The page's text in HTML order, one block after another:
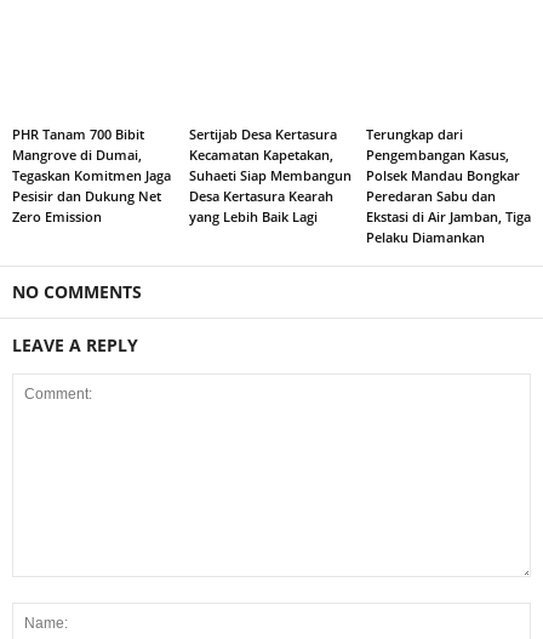
PHR Tanam 700 Bibit
Mangrove di Dumai,
Tegaskan Komitmen Jaga
Pesisir dan Dukung Net
Zero Emission
Sertijab Desa Kertasura
Kecamatan Kapetakan,
Suhaeti Siap Membangun
Desa Kertasura Kearah
yang Lebih Baik Lagi
Terungkap dari
Pengembangan Kasus,
Polsek Mandau Bongkar
Peredaran Sabu dan
Ekstasi di Air Jamban, Tiga
Pelaku Diamankan
NO COMMENTS
LEAVE A REPLY